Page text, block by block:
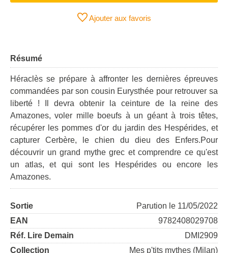
Ajouter aux favoris
Résumé
Héraclès se prépare à affronter les dernières épreuves
commandées par son cousin Eurysthée pour retrouver sa
liberté ! Il devra obtenir la ceinture de la reine des
Amazones, voler mille boeufs à un géant à trois têtes,
récupérer les pommes d'or du jardin des Hespérides, et
capturer Cerbère, le chien du dieu des Enfers.Pour
découvrir un grand mythe grec et comprendre ce qu'est
un atlas, et qui sont les Hespérides ou encore les
Amazones.
Sortie
Parution le 11/05/2022
EAN
9782408029708
Réf. Lire Demain
DMI2909
Collection
Mes p'tits mythes (Milan)